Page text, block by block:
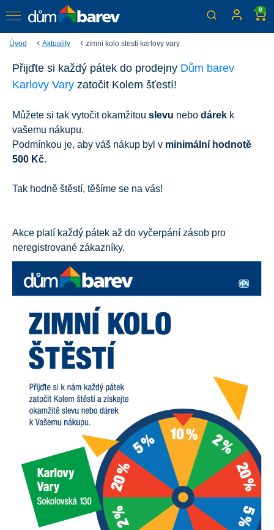
0
Úvod Aktuality zimni kolo stesti karlovy vary
Zimní kolo štěstí
Platí pouze v prodejně Dům barev Karlovy Vary
Přijďte si každý pátek do prodejny Dům barev
Karlovy Vary zatočit Kolem šťestí!
Můžete si tak vytočit okamžitou slevu nebo dárek k
vašemu nákupu.
Podmínkou je, aby váš nákup byl v minimální hodnotě
500 Kč.
Tak hodně štěstí, těšíme se na vás!
Akce platí každý pátek až do vyčerpání zásob pro
neregistrované zákazníky.